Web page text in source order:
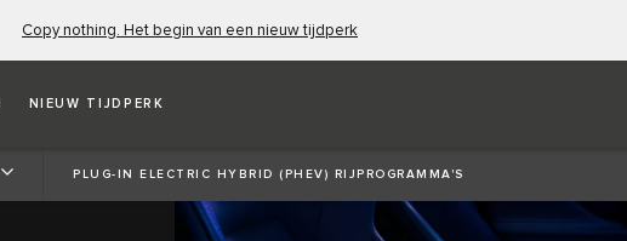
Copy nothing. Het begin van een nieuw tijdperk
NIEUW TIJDPERK
PLUG-IN ELECTRIC HYBRID (PHEV) RIJPROGRAMMA'S